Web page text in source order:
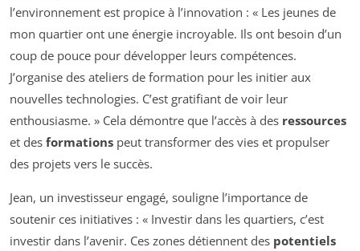
l’environnement est propice à l’innovation : « Les jeunes de
mon quartier ont une énergie incroyable. Ils ont besoin d’un
coup de pouce pour développer leurs compétences.
J’organise des ateliers de formation pour les initier aux
nouvelles technologies. C’est gratifiant de voir leur
enthousiasme. » Cela démontre que l’accès à des ressources
et des formations peut transformer des vies et propulser
des projets vers le succès.
Jean, un investisseur engagé, souligne l’importance de
soutenir ces initiatives : « Investir dans les quartiers, c’est
investir dans l’avenir. Ces zones détiennent des potentiels